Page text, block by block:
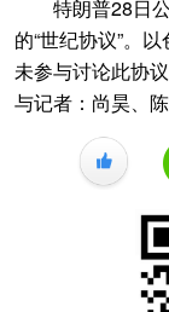
特朗普28日公
的“世纪协议”。
未参与讨论此协
与记者：尚昊、陈
+1